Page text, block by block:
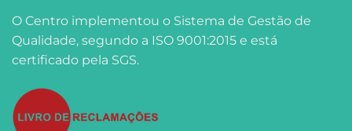
O Centro implementou o Sistema de Gestão de
Qualidade, segundo a ISO 9001:2015 e está
certificado pela SGS.